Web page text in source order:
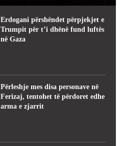
Erdogani përshëndet përpjekjet e
Trumpit për t’i dhënë fund luftës
në Gaza
Përleshje mes disa personave në
Ferizaj, tentohet të përdoret edhe
arma e zjarrit